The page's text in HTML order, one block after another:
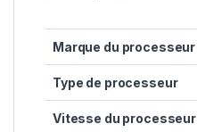
Marque du processeur
Type de processeur
Vitesse du processeur